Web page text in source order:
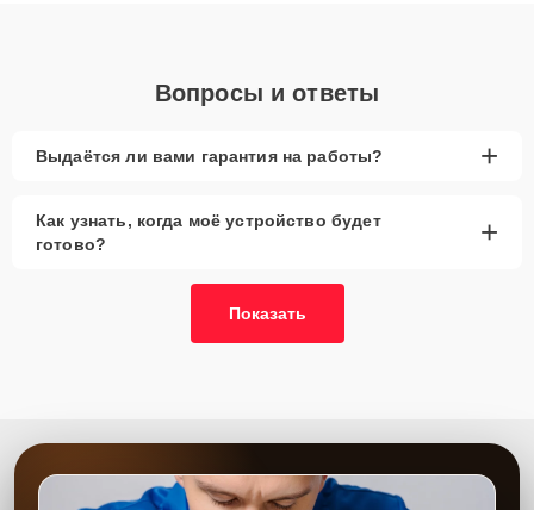
Вопросы и ответы
Выдаётся ли вами гарантия на работы? +
Как узнать, когда моё устройство будет
готово?
+
Показать